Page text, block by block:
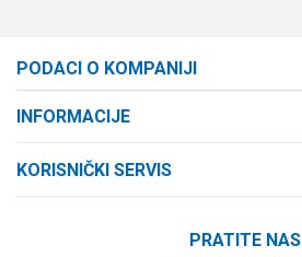
PODACI O KOMPANIJI
Cara Dušana 47
INFORMACIJE
KORISNIČKI SERVIS
PRATITE NAS